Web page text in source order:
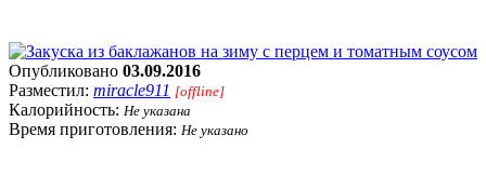
Опубликовано 03.09.2016
Разместил: miracle911 [offline]
Калорийность: Не указана
Время приготовления: Не указано